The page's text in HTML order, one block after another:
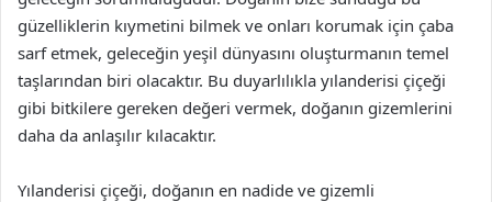
güzelliklerin kıymetini bilmek ve onları korumak için çaba
sarf etmek, geleceğin yeşil dünyasını oluşturmanın temel
taşlarından biri olacaktır. Bu duyarlılıkla yılanderisi çiçeği
gibi bitkilere gereken değeri vermek, doğanın gizemlerini
daha da anlaşılır kılacaktır.
Yılanderisi çiçeği, doğanın en nadide ve gizemli